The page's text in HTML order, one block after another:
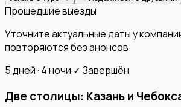
Прошедшие выезды
Уточните актуальные даты у
повторяются без анонсов
5 дней · 4 ночи ✓ Завершён
Две столицы: Казань и